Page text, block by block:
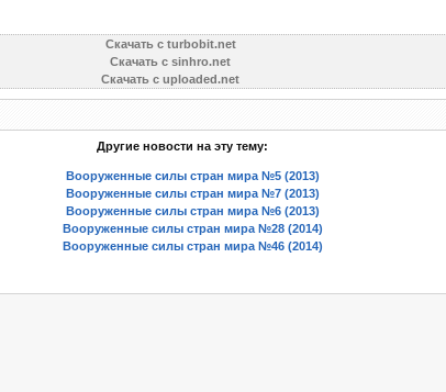
Скачать с turbobit.net
Скачать с sinhro.net
Скачать с uploaded.net
Другие новости на эту тему:
Вооруженные силы стран мира №5 (2013)
Вооруженные силы стран мира №7 (2013)
Вооруженные силы стран мира №6 (2013)
Вооруженные силы стран мира №28 (2014)
Вооруженные силы стран мира №46 (2014)